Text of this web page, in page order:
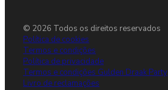
© 2026 Todos os direitos reservados
Política de cookies
Termos e condições
Política de privacidade
Termos e condições Gulden Draak Party
Livro de reclamações